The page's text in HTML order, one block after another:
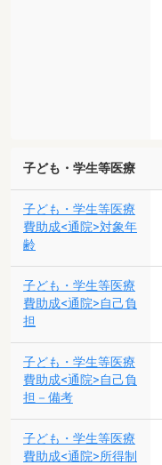
子ども・学生等医療
子ども・学生等医療
費助成<通院>対象年
齢
子ども・学生等医療
費助成<通院>自己負
担
子ども・学生等医療
費助成<通院>自己負
担－備考
子ども・学生等医療
費助成<通院>所得制